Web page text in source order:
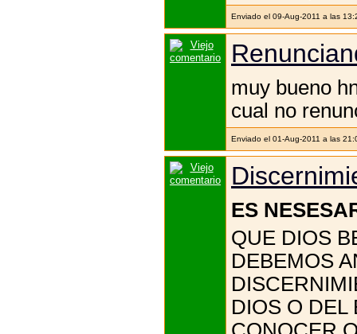
Enviado el 09-Aug-2011 a las
muy bueno
cual no
Enviado el 01-Aug-2011 a las
ES
QUE DIOS
DEBEMOS
DIOS O DEL